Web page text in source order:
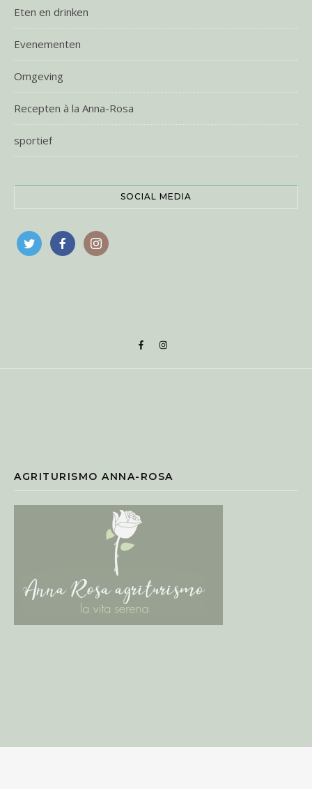
Eten en drinken
Evenementen
Omgeving
Recepten à la Anna-Rosa
sportief
SOCIAL MEDIA
AGRITURISMO ANNA-ROSA